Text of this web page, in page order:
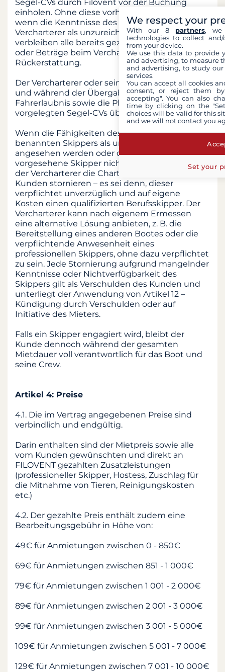
Segel-CVs durch Filovent vor der Buchung
einholen. Ohne diese vorherige Validierung und
wenn die Kenntnisse des Kunden vom
Vercharterer als unzureichend erachtet werden,
verbleiben alle bereits gezahlten Anzahlungen
oder Beträge beim Vercharterer, ohne
Rückerstattung.
Der Vercharterer oder sein Vertreter kann vor
und während der Übergabe die erforderliche
Fahrerlaubnis sowie die Plausibilität des
vorgelegten Segel-CVs überprüfen.
Wenn die Fähigkeiten des Kunden oder des
benannten Skippers als unzureichend
angesehen werden oder der ursprünglich
vorgesehene Skipper nicht verfügbar ist, kann
der Vercharterer die Charter auf Kosten des
Kunden stornieren – es sei denn, dieser
verpflichtet unverzüglich und auf eigene
Kosten einen qualifizierten Berufsskipper. Der
Vercharterer kann nach eigenem Ermessen
eine alternative Lösung anbieten, z. B. die
Bereitstellung eines anderen Bootes oder die
verpflichtende Anwesenheit eines
professionellen Skippers, ohne dazu verpflichtet
zu sein. Jede Stornierung aufgrund mangelnder
Kenntnisse oder Nichtverfügbarkeit des
Skippers gilt als Verschulden des Kunden und
unterliegt der Anwendung von Artikel 12 –
Kündigung durch Verschulden oder auf
Initiative des Mieters.
Falls ein Skipper engagiert wird, bleibt der
Kunde dennoch während der gesamten
Mietdauer voll verantwortlich für das Boot und
seine Crew.
Artikel 4: Preise
4.1. Die im Vertrag angegebenen Preise sind
verbindlich und endgültig.
Darin enthalten sind der Mietpreis sowie alle
vom Kunden gewünschten und direkt an
FILOVENT gezahlten Zusatzleistungen
(professioneller Skipper, Hostess, Zuschlag für
die Mitnahme von Tieren, Reinigungskosten
etc.)
4.2. Der gezahlte Preis enthält zudem eine
Bearbeitungsgebühr in Höhe von:
49€ für Anmietungen zwischen 0 - 850€
69€ für Anmietungen zwischen 851 - 1 000€
79€ für Anmietungen zwischen 1 001 - 2 000€
89€ für Anmietungen zwischen 2 001 - 3 000€
99€ für Anmietungen zwischen 3 001 - 5 000€
109€ für Anmietungen zwischen 5 001 - 7 000€
129€ für Anmietungen zwischen 7 001 - 10 000€
We respect your
With our 8 partners, we
technologies to collect
from your device.
We use this data to provide
and advertising, to measure
and advertising, to study
services.
You can accept all cookies
consent, or reject them
accepting". You can also
time by clicking on the
choices will be valid for this
and we will not contact you
Set your